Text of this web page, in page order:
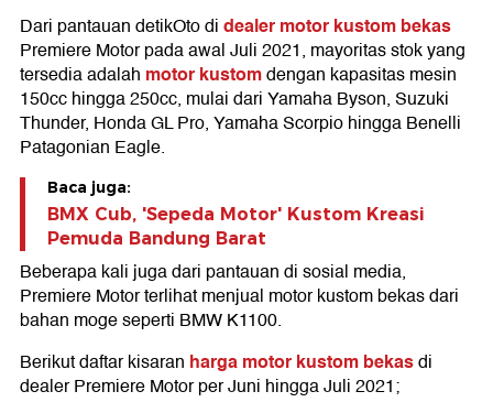
Dari pantauan detikOto didealer motor kustom bekas
Premiere Motor pada awal Juli 2021, mayoritas stok yang
tersedia adalah motor kustomdengan kapasitas mesin
150cc hingga 250cc, mulai dari Yamaha Byson, Suzuki
Thunder, Honda GL Pro, Yamaha Scorpio hingga Benelli
Patagonian Eagle.
Baca juga:
BMX Cub, 'Sepeda Motor' Kustom Kreasi
Pemuda Bandung Barat
Beberapa kali juga dari pantauan di sosial media,
Premiere Motor terlihat menjual motor kustom bekas dari
bahan moge seperti BMW K1100.
Berikut daftar kisaran harga motor kustom bekasdi
dealer Premiere Motor per Juni hingga Juli 2021;